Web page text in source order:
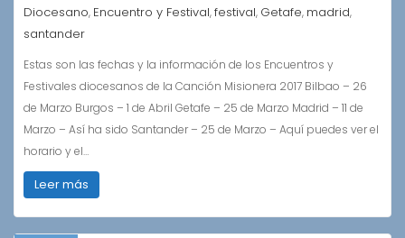
Diocesano, Encuentro y Festival,festival, Getafe, madrid,
santander
Estas son las fechas y la información de los Encuentros y
Festivales diocesanos de la Canción Misionera 2017 Bilbao – 26
de Marzo Burgos – 1 de Abril Getafe – 25 de Marzo Madrid – 11 de
Marzo – Así ha sido Santander – 25 de Marzo – Aquí puedes ver el
horario y el…
Leer más